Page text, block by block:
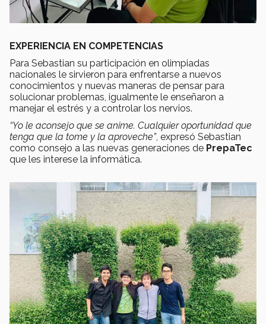
EXPERIENCIA EN COMPETENCIAS
Para Sebastian su participación en olimpiadas
nacionales le sirvieron para enfrentarse a nuevos
conocimientos y nuevas maneras de pensar para
solucionar problemas, igualmente le enseñaron a
manejar el estrés y a controlar los nervios.
“Yo le aconsejo que se anime. Cualquier oportunidad que
tenga que la tome y la aproveche”, expresó Sebastian
como consejo a las nuevas generaciones de PrepaTec
que les interese la informática.